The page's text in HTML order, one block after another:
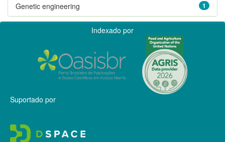
1
Genetic engineering
Indexado por
Suportado por